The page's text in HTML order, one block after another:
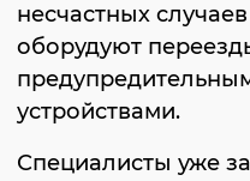
несчастных
оборудуют
устройствами.
Специалисты уже